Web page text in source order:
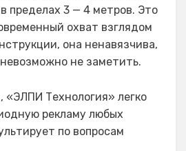
пределах 3 — 4 метров. Это
охват взглядом
она ненавязчива,
не заметить.
«ЭЛПИ Технология» легко
рекламу любых
по вопросам